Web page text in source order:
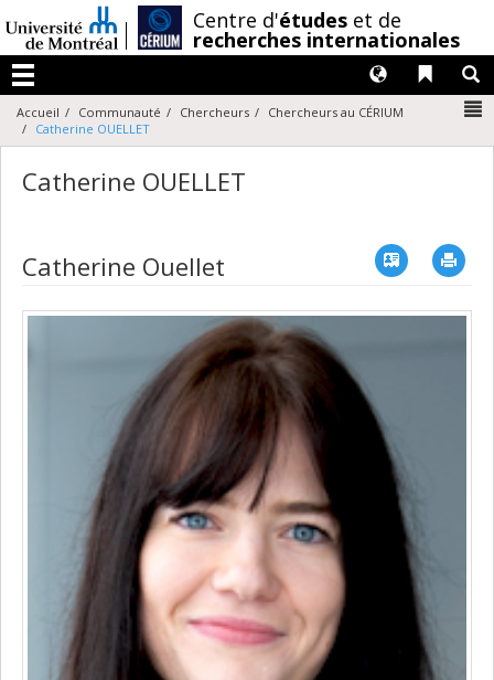
au
contenu
Centre d'études et de
recherches internationales
Menu
Liens
Langues
Accueil Communauté Chercheurs
Chercheurs au CÉRIUM
Catherine OUELLET
Catherine OUELLET
Catherine Ouellet Vcard